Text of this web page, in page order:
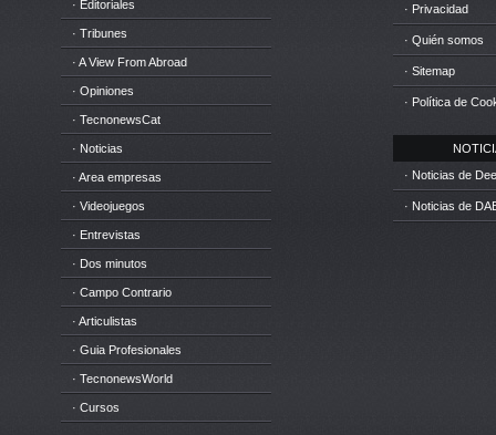
· Editoriales
· Tribunes
· A View From Abroad
· Opiniones
· TecnonewsCat
· Noticias
· Area empresas
· Videojuegos
· Entrevistas
· Dos minutos
· Campo Contrario
· Articulistas
· Guia Profesionales
· TecnonewsWorld
· Cursos
· Privacidad
· Quién somos
· Sitemap
· Política de
· Noticias de
· Noticias de